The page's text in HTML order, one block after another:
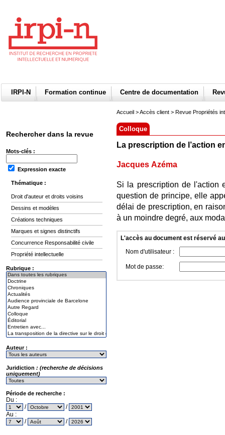
IRPI-N Formation continue Centre de documentation
Rechercher dans la revue
Mots-clés :
Expression exacte
Thématique :
Droit d'auteur et droits voisins
Dessins et modèles
Créations techniques
Marques et signes distinctifs
Concurrence Responsabilité civile
Propriété intellectuelle
Rubrique :
Auteur :
Juridiction : (recherche de décisions
uniquement)
Période de recherche :
Du :
/
/
Au :
/
/
Accueil >Accès client > Revue Propriétés
Colloque
La prescription de l’action
Jacques Azéma
Si la prescription de l'action
question de principe, elle
délai de prescription, en
à un moindre degré, aux
L'accès au document est réservé
Nom d'utilisateur :
Mot de passe: